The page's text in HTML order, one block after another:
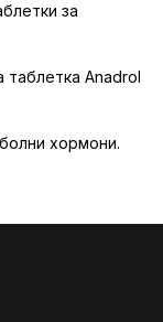
за
таблетка Anadrol
хормони.